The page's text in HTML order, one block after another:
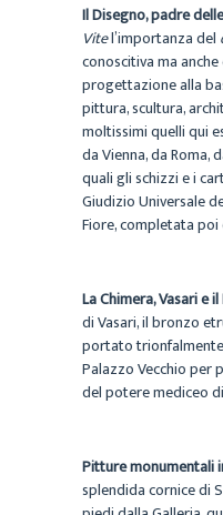
Il Disegno, padre
Vitel’importanza del
conoscitiva ma
progettazione alla
pittura, scultura,
moltissimi quelli qui
da Vienna, da Roma,
quali gli schizzi e i
Giudizio Universale
Fiore, completata poi
La Chimera, Vasari e
di Vasari, il bronzo
portato
Palazzo Vecchio per
del potere mediceo
Pitture monumentali
splendida cornice di